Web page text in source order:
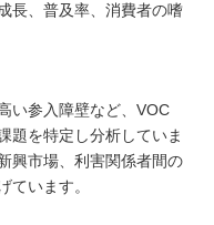
長、普及率、消費者の嗜
い参入障壁など、VOC
題を特定し分析していま
興市場、利害関係者間の
ています。